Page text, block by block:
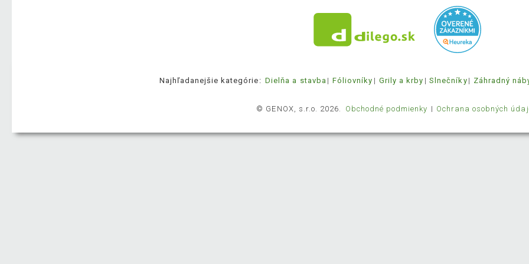
Najhľadanejšie kategórie: Dielňa a stavba Fóliovníky Grily a krby Slnečníky Záhradný
© GENOX, s.r.o. 2026. Obchodné podmienky Ochrana osobných